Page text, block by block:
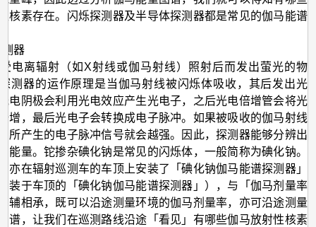
核素存在。闪烁探测器及半导体探测器都是常见的伽马能谱
测器
电离辐射（如X射线或伽马射线）照射后而发出萤光的物
测器的运作原理是当伽马射线被闪烁体吸收，其后发出光
电阴极会利用光电效应产生光电子，之后光电倍增管会将光
增，最后光电子会转换成电子脉冲。如果被吸收的伽马射线
所产生的电子脉冲信号就会越强。因此，探测器能够分辨出
能量。铊掺杂碘化钠是常见的闪烁体，一般简称为碘化钠。
亦在辐射巡测车的车顶上安装了「碘化钠伽马能谱探测器」
装于车顶的「碘化钠伽马能谱探测器」），与「伽马剂量率
辅相承，既可以沿途测量环境的伽马剂量率，亦可沿途测量
谱，让我们在巡测路线沿途「看见」有哪些伽马放射性核素